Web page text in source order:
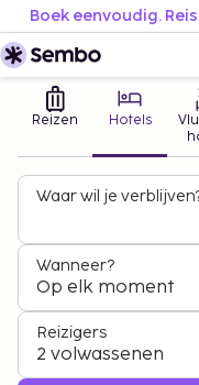
Boek eenvoudig.
Reizen Hotels
Waar wil je
Wanneer?
Op elk moment
Reizigers
2 volwassenen